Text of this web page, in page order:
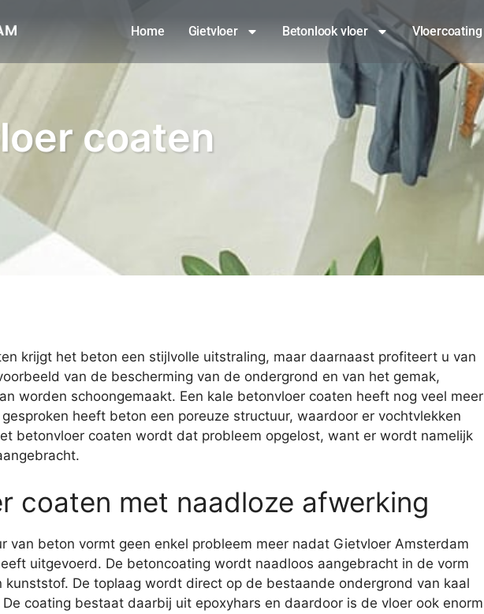
Home Gietvloer Betonlook vloer Vloercoating
coaten
krijgt het beton een stijlvolle uitstraling, maar daarnaast profiteert u van
van de bescherming van de ondergrond en van het gemak,
worden schoongemaakt. Een kale betonvloer coaten heeft nog veel meer
heeft beton een poreuze structuur, waardoor er vochtvlekken
betonvloer coaten wordt dat probleem opgelost, want er wordt namelijk
coaten met naadloze afwerking
van beton vormt geen enkel probleem meer nadat Gietvloer Amsterdam
uitgevoerd. De betoncoating wordt naadloos aangebracht in de vorm
kunststof. De toplaag wordt direct op de bestaande ondergrond van kaal
coating bestaat daarbij uit epoxyhars en daardoor is de vloer ook enorm